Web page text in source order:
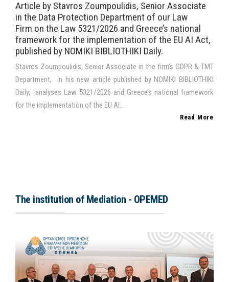
Article by Stavros Zoumpoulidis, Senior Associate
in the Data Protection Department of our Law
Firm on the Law 5321/2026 and Greece’s national
framework for the implementation of the EU AI Act,
published by NOMIKI BIBLIOTHIKI Daily.
Stavros Zoumpoulidis, Senior Associate in the firm’s GDPR & TMT
Department, in his new article published by NOMIKI BIBLIOTHIKI
Daily, analyses Law 5321/2026 and Greece’s national framework
for the implementation of the EU AI...
Read More
The institution of Mediation - OPEMED